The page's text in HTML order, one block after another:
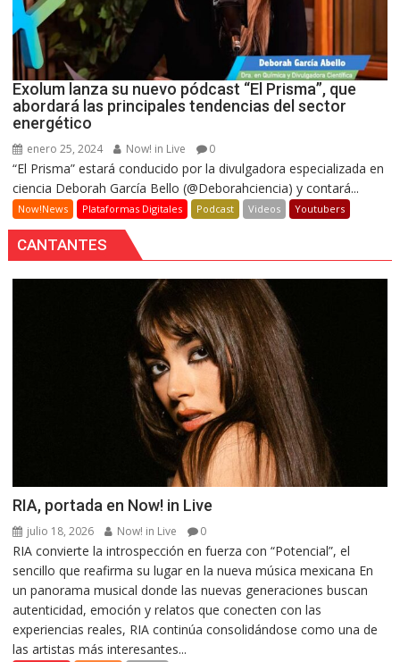
Exolum lanza su nuevo pódcast “El Prisma”, que
abordará las principales tendencias del sector
energético
enero 25, 2024 Now! in Live 0
“El Prisma” estará conducido por la divulgadora especializada en
ciencia Deborah García Bello (@Deborahciencia) y contará...
Now!News Plataformas Digitales Podcast Videos Youtubers
CANTANTES
RIA, portada en Now! in Live
julio 18, 2026 Now! in Live 0
RIA convierte la introspección en fuerza con “Potencial”, el
sencillo que reafirma su lugar en la nueva música mexicana En
un panorama musical donde las nuevas generaciones buscan
autenticidad, emoción y relatos que conecten con las
experiencias reales, RIA continúa consolidándose como una de
las artistas más interesantes...